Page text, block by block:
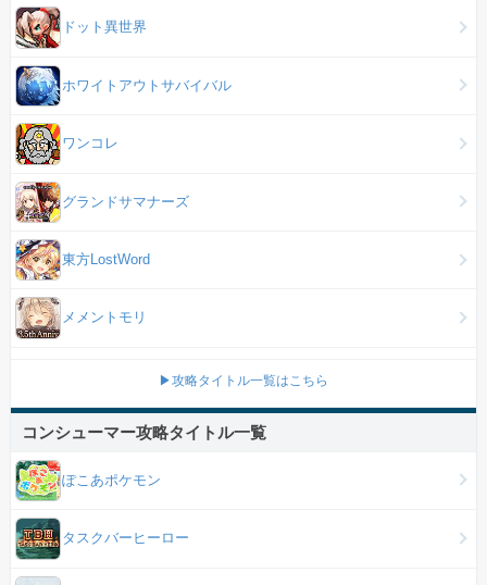
ドット異世界
ホワイトアウトサバイバル
ワンコレ
グランドサマナーズ
東方LostWord
メメントモリ
▶攻略タイトル一覧はこちら
コンシューマー攻略タイトル一覧
ぽこあポケモン
タスクバーヒーロー